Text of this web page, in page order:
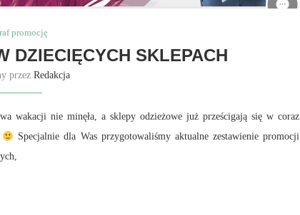
promocję
DZIECIĘCYCH SKLEPACH
przez Redakcja
wakacji nie minęła, a sklepy odzieżowe już prześcigają się w coraz
Specjalnie dla Was przygotowaliśmy aktualne zestawienie promocji